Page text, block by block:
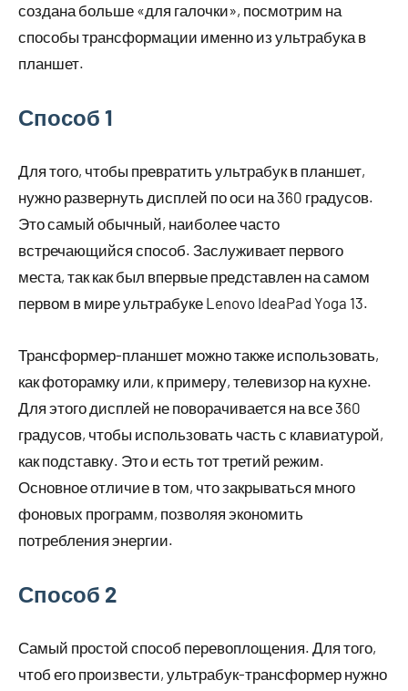
создана больше «для галочки», посмотрим на
способы трансформации именно из ультрабука в
планшет.
Способ 1
Для того, чтобы превратить ультрабук в планшет,
нужно развернуть дисплей по оси на 360 градусов.
Это самый обычный, наиболее часто
встречающийся способ. Заслуживает первого
места, так как был впервые представлен на самом
первом в мире ультрабуке Lenovo IdeaPad Yoga 13.
Трансформер-планшет можно также использовать,
как фоторамку или, к примеру, телевизор на кухне.
Для этого дисплей не поворачивается на все 360
градусов, чтобы использовать часть с клавиатурой,
как подставку. Это и есть тот третий режим.
Основное отличие в том, что закрываться много
фоновых программ, позволяя экономить
потребления энергии.
Способ 2
Самый простой способ перевоплощения. Для того,
чтоб его произвести, ультрабук-трансформер нужно